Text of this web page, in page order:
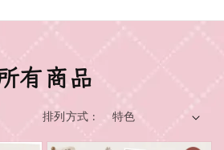
有商品
排列方式 :